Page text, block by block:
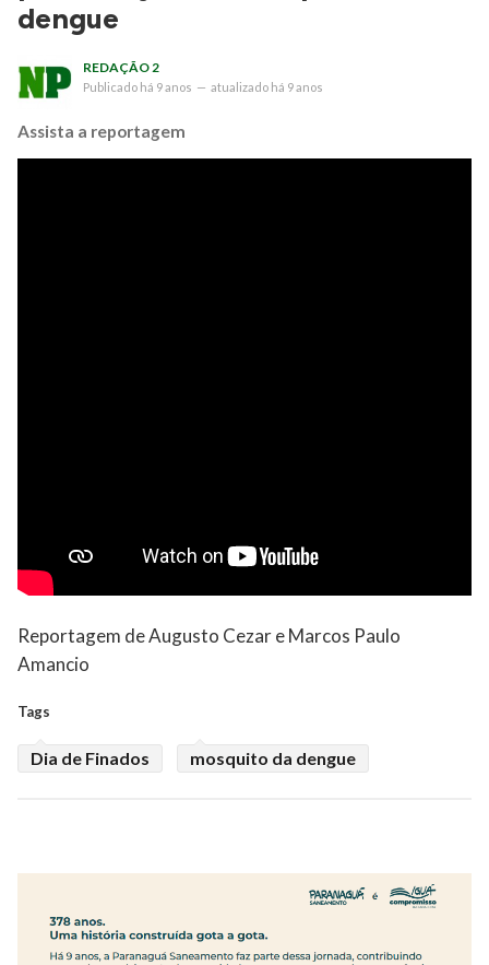
dengue
REDAÇÃO 2
Publicado há 9 anos — atualizado há 9 anos
Assista a reportagem
Reportagem de Augusto Cezar e Marcos Paulo
Amancio
Tags
Dia de Finados mosquito da dengue